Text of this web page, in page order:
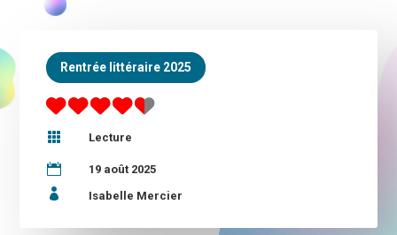
Rentrée littéraire 2025
 Lecture
 19 août 2025
 Isabelle Mercier